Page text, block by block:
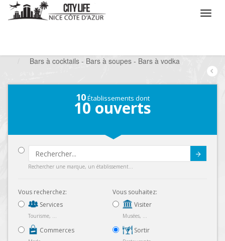
Bars à cocktails - Bars à soupes - Bars à vodka
10Établissements dont
10 ouverts
Rechercher une marque, un établissement...
Vous recherchez:
Services
Tourisme, ...
Commerces
Vous souhaitez:
Visiter
Musées, ...
Sortir